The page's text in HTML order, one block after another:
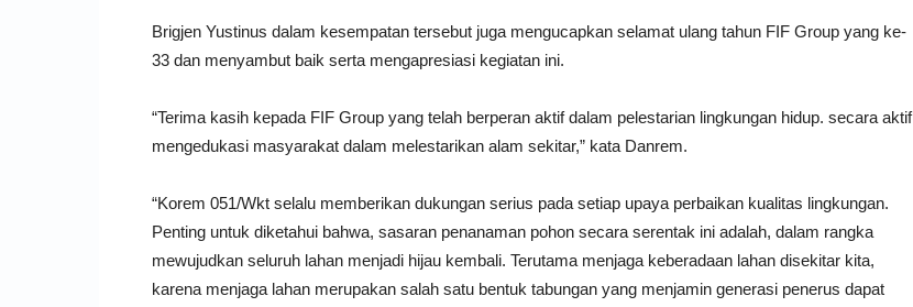
Brigjen Yustinus dalam kesempatan tersebut juga mengucapkan selamat ulang tahun FIF Group yang ke-
33 dan menyambut baik serta mengapresiasi kegiatan ini.
“Terima kasih kepada FIF Group yang telah berperan aktif dalam pelestarian lingkungan hidup. secara aktif
mengedukasi masyarakat dalam melestarikan alam sekitar,” kata Danrem.
“Korem 051/Wkt selalu memberikan dukungan serius pada setiap upaya perbaikan kualitas lingkungan.
Penting untuk diketahui bahwa, sasaran penanaman pohon secara serentak ini adalah, dalam rangka
mewujudkan seluruh lahan menjadi hijau kembali. Terutama menjaga keberadaan lahan disekitar kita,
karena menjaga lahan merupakan salah satu bentuk tabungan yang menjamin generasi penerus dapat